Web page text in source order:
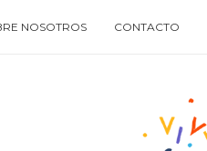
NOSOTROS CONTACTO